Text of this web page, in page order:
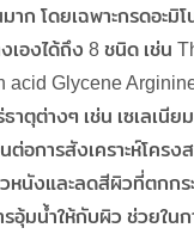
าก โดยเฉพาะกรดอะมิ
เองได้ถึง 8 ชนิด เช่น
acid Glycene
ตุต่างๆ เช่น เซเลเนีย
ต่อการสังเคราะห์โคร
หนังและลดสีผิวที่ตกก
อุ้มน้ำให้กับผิว ช่วยใน